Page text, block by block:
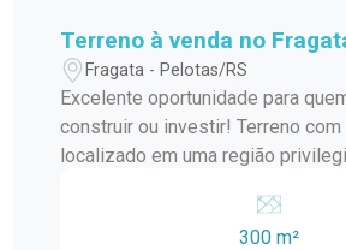
Terreno à venda no
Fragata - Pelotas/RS
Excelente oportunidade para
construir ou investir! Terreno com 300 m²,
localizado em uma região
próximo a comércios,
e demais conveniências. Destaques do imóvel:300 m²